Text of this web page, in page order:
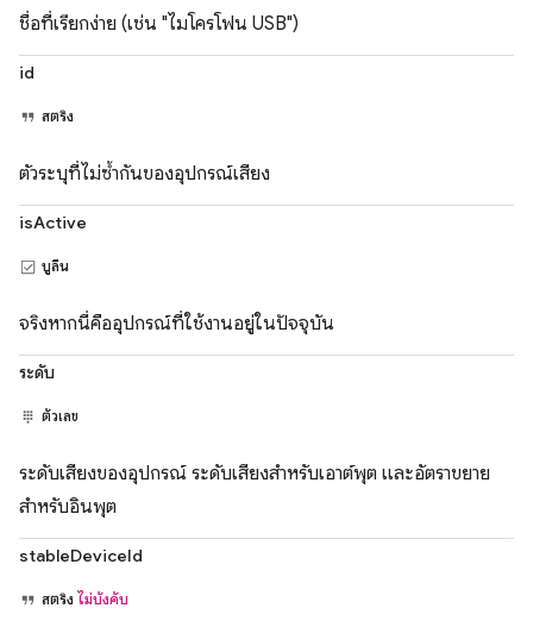
ชื่อที่เรียกง่าย (เช่น "ไมโครโฟน USB")
id
สตริง
ตัวระบุที่ไม่ซ้ำกันของอุปกรณ์เสียง
isActive
บูลีน
จริงหากนี่คืออุปกรณ์ที่ใช้งานอยู่ในปัจจุบัน
ระดับ
ตัวเลข
ระดับเสียงของอุปกรณ์ ระดับเสียงสำหรับเอาต์พุต และอัตราขยาย
สำหรับอินพุต
stableDeviceId
สตริง ไม่บังคับ